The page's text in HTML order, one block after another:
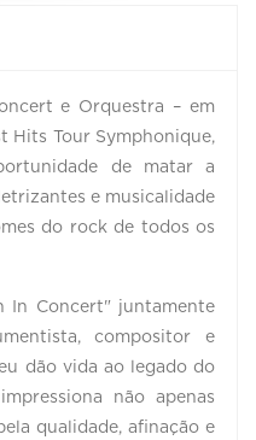
e Orquestra – em
Hits Tour Symphonique,
de matar a
e musicalidade
do rock de todos os
In Concert" juntamente
compositor e
dão vida ao legado do
não apenas
qualidade, afinação e